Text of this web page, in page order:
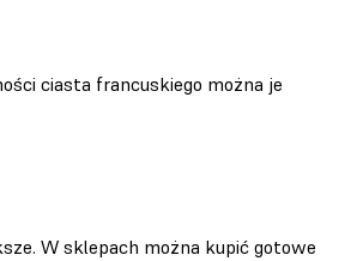
ciasta francuskiego można je
W sklepach można kupić gotowe